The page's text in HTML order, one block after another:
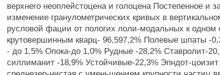
верхнего неоплейстоцена и голоцена Постепенное и
изменение гранулометрических кривых в
русловой фации от пологих лоли-модальных к
крутовершинным кварц- 96,597,2% Полевые шпаты -
- до 1,5% Опока-до 1,0% Рудные -28,2% Ставролит-
силлиманит -18,9% Устойчивые-22,3% Эпндот-